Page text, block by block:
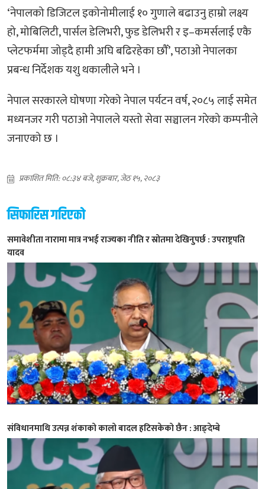
‘नेपालको डिजिटल इकोनोमीलाई १० गुणाले बढाउनु हाम्रो लक्ष्य
हो, मोबिलिटी, पार्सल डेलिभरी, फुड डेलिभरी र इ–कमर्सलाई एकै
प्लेटफर्ममा जोड्दै हामी अघि बढिरहेका छौँ’, पठाओ नेपालका
प्रबन्ध निर्देशक यशु थकालीले भने ।
नेपाल सरकारले घोषणा गरेको नेपाल पर्यटन वर्ष, २०८५ लाई समेत
मध्यनजर गरी पठाओ नेपालले यस्तो सेवा सञ्चालन गरेको कम्पनीले
जनाएको छ ।
प्रकाशित मिति: ०८:३४ बजे, शुक्रबार, जेठ १५, २०८३
सिफारिस गरिएको
समावेशीता नारामा मात्र नभई राज्यका नीति र स्रोतमा देखिनुपर्छ : उपराष्ट्रपति
यादव
संविधानमाथि उत्पन्न शंकाको कालो बादल हटिसकेको छैन : आङ्देम्बे